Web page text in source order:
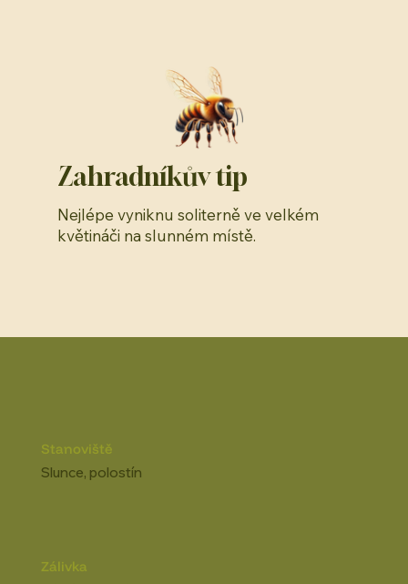
Zahradníkův tip
Nejlépe vyniknu soliterně ve velkém
květináči na slunném místě.
Stanoviště
Slunce, polostín
Zálivka